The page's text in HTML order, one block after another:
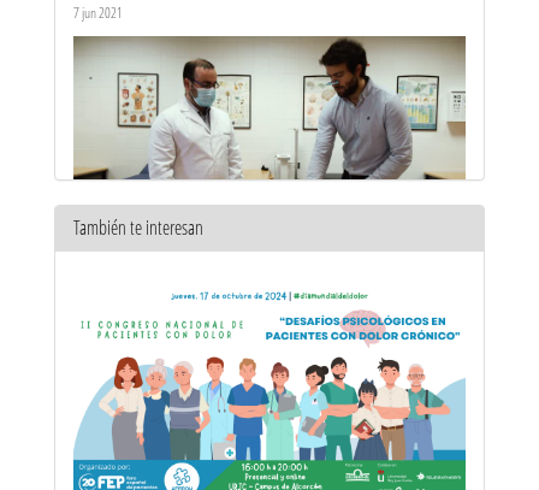
7 jun 2021
7 jun 2021
También te interesan